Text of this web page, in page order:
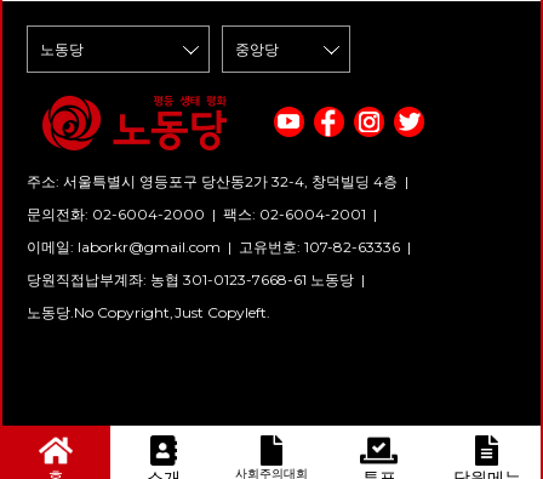
주소: 서울특별시 영등포구 당산동2가 32-4, 창덕빌딩 4층 |
문의전화: 02-6004-2000 | 팩스: 02-6004-2001 |
이메일: laborkr@gmail.com | 고유번호: 107-82-63336 |
당원직접납부계좌: 농협 301-0123-7668-61 노동당 |
노동당.No Copyright,Just Copyleft.
사회주의대회